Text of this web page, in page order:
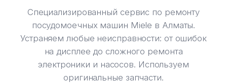
Специализированный сервис по ремонту
посудомоечных машин Miele в Алматы.
Устраняем любые неисправности: от ошибок
на дисплее до сложного ремонта
электроники и насосов. Используем
оригинальные запчасти.